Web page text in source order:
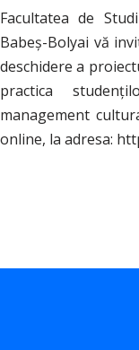
Facultatea de
Babeș-Bolyai vă
deschidere a
practica
management
online, la adresa: